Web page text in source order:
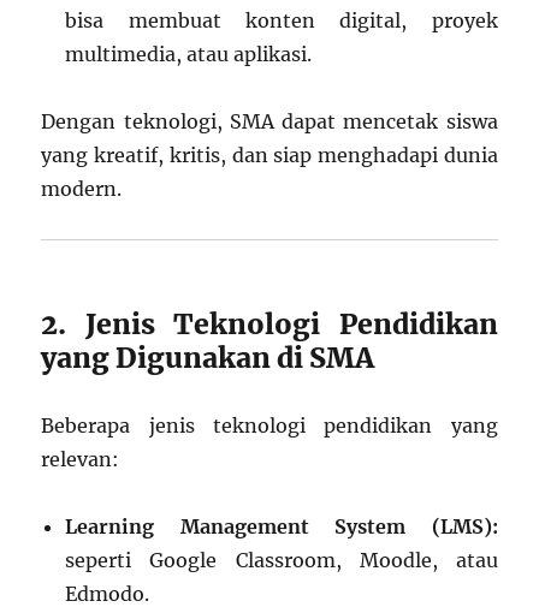
bisa membuat konten digital, proyek
multimedia, atau aplikasi.
Dengan teknologi, SMA dapat mencetak siswa
yang kreatif, kritis, dan siap menghadapi dunia
modern.
2. Jenis Teknologi Pendidikan
yang Digunakan di SMA
Beberapa jenis teknologi pendidikan yang
relevan:
Learning Management System (LMS):
seperti Google Classroom, Moodle, atau
Edmodo.